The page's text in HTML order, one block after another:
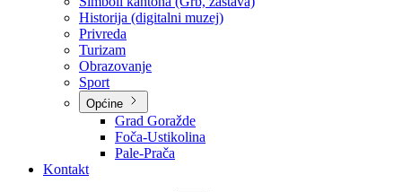
O kantonu
O kantonu
Simboli kantona (Grb, zastava)
Historija (digitalni muzej)
Privreda
Turizam
Obrazovanje
Općine